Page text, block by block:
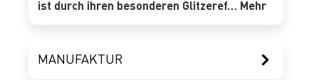
ist durch ihren besonderen Glitzeref… Mehr
MANUFAKTUR